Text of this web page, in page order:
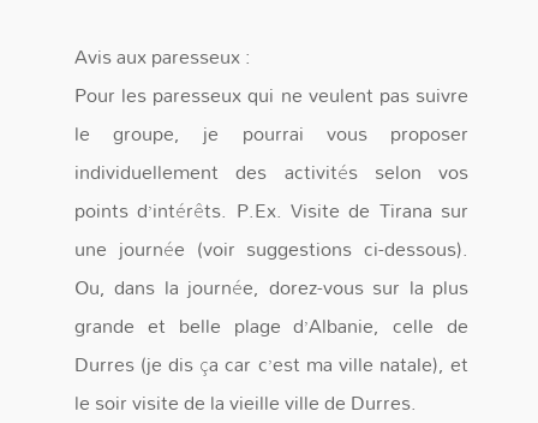
Avis aux paresseux :
Pour les paresseux qui ne veulent pas suivre
le groupe, je pourrai vous proposer
individuellement des activités selon vos
points d’intérêts. P.Ex. Visite de Tirana sur
une journée (voir suggestions ci-dessous).
Ou, dans la journée, dorez-vous sur la plus
grande et belle plage d’Albanie, celle de
Durres (je dis ça car c’est ma ville natale), et
le soir visite de la vieille ville de Durres.